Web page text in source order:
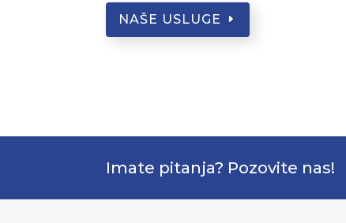
NAŠE USLUGE
Imate pitanja? Pozovite nas!